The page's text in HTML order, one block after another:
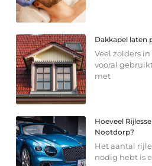
Dakkapel laten
Veel zolders
vooral
met
Hoeveel
Nootdorp?
Het aantal
nodig hebt is